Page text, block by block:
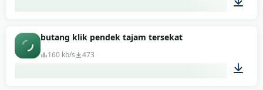
butang klik pendek tajam tersekat
160 kb/s 473